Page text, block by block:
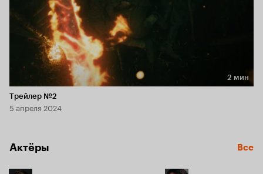
Длительность 2 мин
2 мин
Трейлер №2
5 апреля 2024
Актёры Все